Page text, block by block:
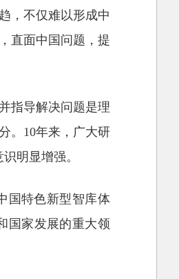
，不仅难以形成中
直面中国问题，提
指导解决问题是理
。10年来，广大研
明显增强。
国特色新型智库体
国家发展的重大领